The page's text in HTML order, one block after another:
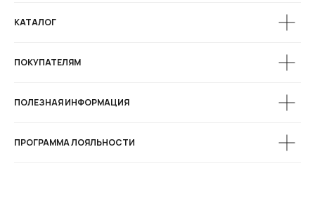
КАТАЛОГ
ПОКУПАТЕЛЯМ
ПОЛЕЗНАЯ ИНФОРМАЦИЯ
ПРОГРАММА ЛОЯЛЬНОСТИ